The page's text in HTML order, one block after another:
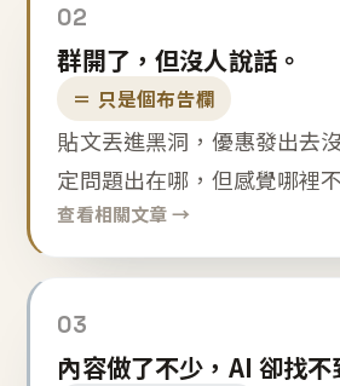
02
群開了，但沒人說話。
＝ 只是個布告欄
貼文丟進黑洞，優惠發出去
定問題出在哪，但感覺哪裡
查看相關文章 →
03
內容做了不少，AI 卻找不